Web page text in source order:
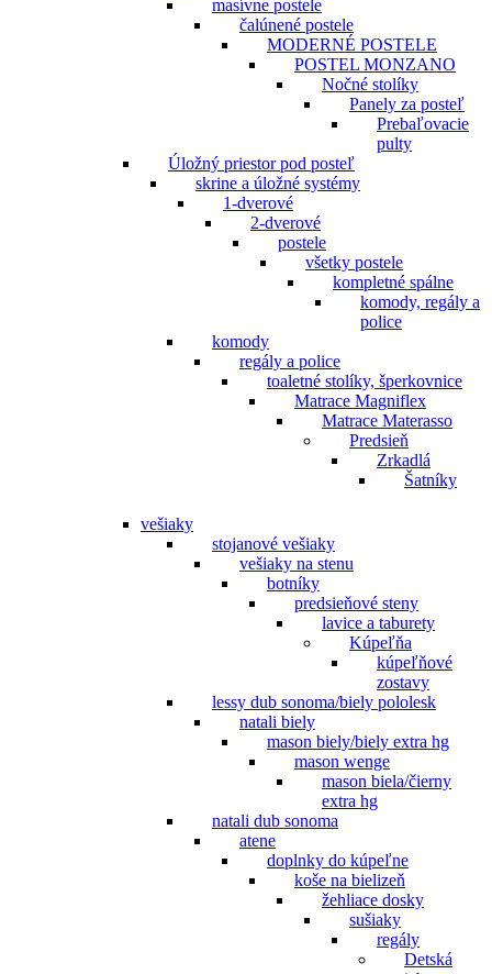
masívne postele
čalúnené postele
MODERNÉ POSTELE
POSTEL MONZANO
Nočné stolíky
Panely za posteľ
Prebaľovacie
pulty
Úložný priestor pod posteľ
skrine a úložné systémy
1-dverové
2-dverové
postele
všetky postele
kompletné spálne
komody, regály a
police
komody
regály a police
toaletné stolíky, šperkovnice
Matrace Magniflex
Matrace Materasso
Predsieň
Zrkadlá
Šatníky
vešiaky
stojanové vešiaky
vešiaky na stenu
botníky
predsieňové steny
lavice a taburety
Kúpeľňa
kúpeľňové
zostavy
lessy dub sonoma/biely pololesk
natali biely
mason biely/biely extra hg
mason wenge
mason biela/čierny
extra hg
natali dub sonoma
atene
doplnky do kúpeľne
koše na bielizeň
žehliace dosky
sušiaky
regály
Detská